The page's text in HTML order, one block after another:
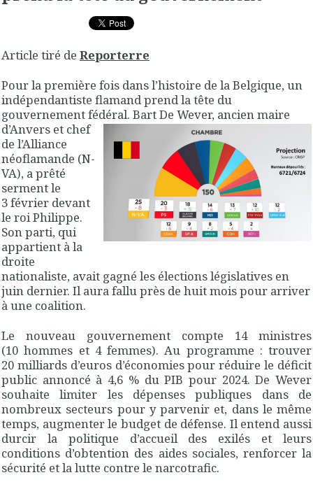
Article tiré de Reporterre
Pour la première fois dans l’histoire de la Belgique, un
indépendantiste flamand prend la tête du
gouvernement fédéral. Bart De Wever, ancien maire
d’Anvers et chef
de l’Alliance
néoflamande (N-
VA), a prêté
serment le
3 février devant
le roi Philippe.
Son parti, qui
appartient à la
droite
nationaliste, avait gagné les élections législatives en
juin dernier. Il aura fallu près de huit mois pour arriver
à une coalition.
Le nouveau gouvernement compte 14 ministres
(10 hommes et 4 femmes). Au programme : trouver
20 milliards d’euros d’économies pour réduire le déficit
public annoncé à 4,6 % duPIB pour 2024. De Wever
souhaite limiter les dépenses publiques dans de
nombreux secteurs pour y parvenir et, dans le même
temps, augmenter le budget de défense. Il entend aussi
durcir la politique d’accueil des exilés et leurs
conditions d’obtention des aides sociales, renforcer la
sécurité et la lutte contre le narcotrafic.